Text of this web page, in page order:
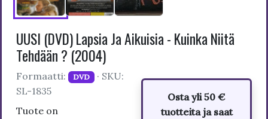
UUSI (DVD) Lapsia Ja Aikuisia - Kuinka Niitä
Tehdään ? (2004)
Formaatti: DVD · SKU:
SL-1835
Tuote on
Osta yli 50 €
tuotteita ja saat